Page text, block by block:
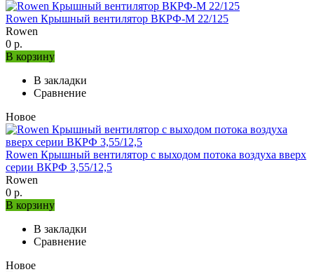
Rowen Крышный вентилятор ВКРФ-М 22/125
Rowen
0 р.
В корзину
В закладки
Сравнение
Новое
Rowen Крышный вентилятор с выходом потока воздуха вверх
серии ВКРФ 3,55/12,5
Rowen
0 р.
В корзину
В закладки
Сравнение
Новое